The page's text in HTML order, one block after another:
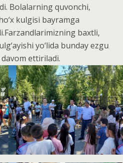
Bolalarning quvonchi,
kulgisi bayramga
baxtli,
yo‘lida bunday ezgu
ettiriladi.